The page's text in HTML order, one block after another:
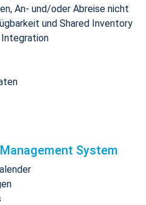
An- und/oder Abreise nicht
und Shared Inventory
Integration
System